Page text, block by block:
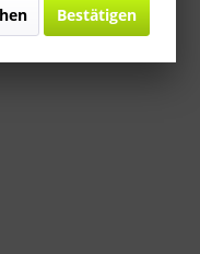
Bestätigen